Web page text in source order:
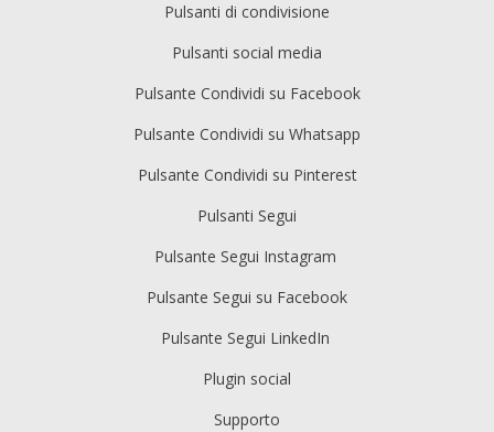
Pulsanti di condivisione
Pulsanti social media
Pulsante Condividi su Facebook
Pulsante Condividi su Whatsapp
Pulsante Condividi su Pinterest
Pulsanti Segui
Pulsante Segui Instagram
Pulsante Segui su Facebook
Pulsante Segui LinkedIn
Plugin social
Supporto